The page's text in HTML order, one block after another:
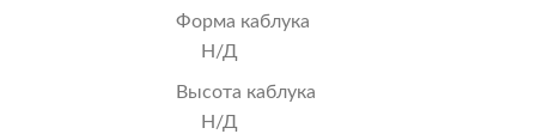
Форма каблука
Н/Д
Высота каблука
Н/Д